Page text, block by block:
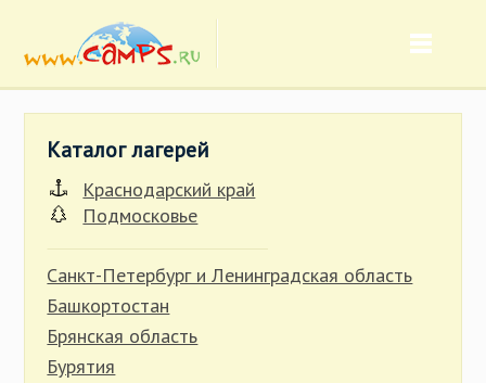
Каталог лагерей
Краснодарский край
Подмосковье
Санкт-Петербург и Ленинградская область
Башкортостан
Брянская область
Бурятия